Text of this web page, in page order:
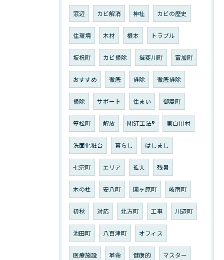
窓辺 カビ解消 神社 カビの歴史
住環境 木材 根本 トラブル
坂祝町 カビ掃除 揖斐川町 富加町
おすすめ 徹底 排除 徹底排除
掃除 サポート 住まい 御嵩町
笠松町 解放 MIST工法®︎ 東白川村
洗面化粧台 暮らし はしまし
七宗町 エリア 拡大 残暑
木の柱 安八町 関ヶ原町 岐南町
初秋 対応 北方町 工事 川辺町
池田町 八百津町 オフィス
医療施設 革命 健康的 マスター